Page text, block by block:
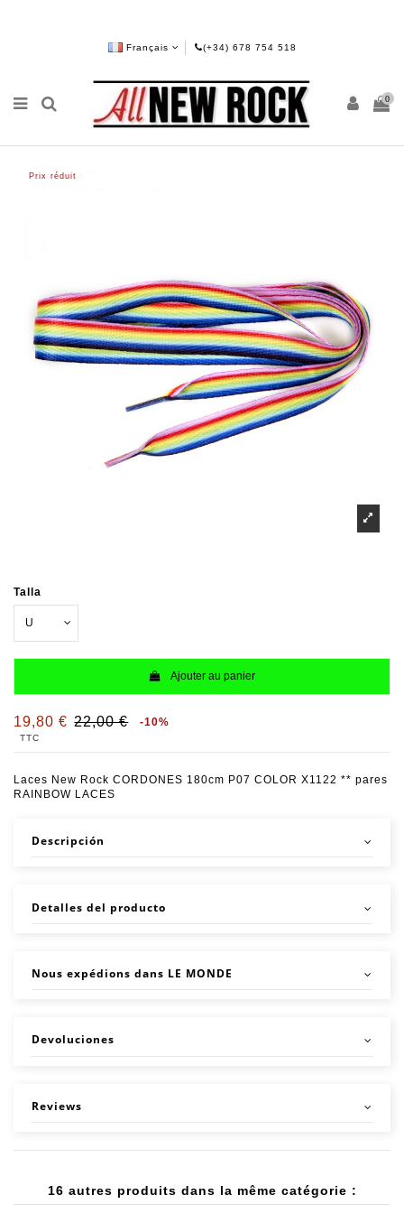
Français (+34) 678 754 518
0
Prix réduit
Talla
Ajouter au panier
19,80 € 22,00 € -10%
TTC
Laces New Rock CORDONES 180cm P07 COLOR X1122 ** pares
RAINBOW LACES
Descripción
Detalles del producto
Nous expédions dans LE MONDE
Devoluciones
Reviews
16 autres produits dans la même catégorie :